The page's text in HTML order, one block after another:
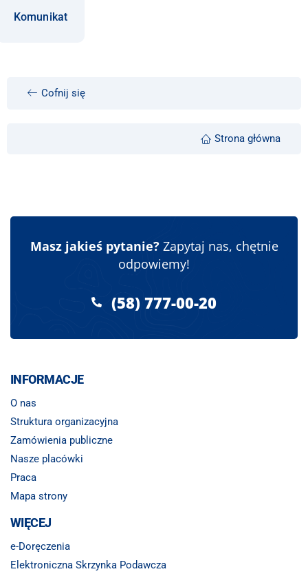
Komunikat
Cofnij się
Strona główna
Masz jakieś pytanie?Zapytaj nas, chętnie
odpowiemy!
(58) 777-00-20
INFORMACJE
O nas
Struktura organizacyjna
Zamówienia publiczne
Nasze placówki
Praca
Mapa strony
WIĘCEJ
e-Doręczenia
Elektroniczna Skrzynka Podawcza